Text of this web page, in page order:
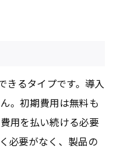
きるタイプです。導入
。初期費用は無料も
用を払い続ける必要
必要がなく、製品の